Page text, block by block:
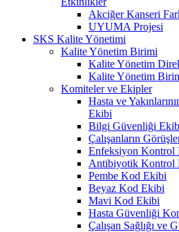
Akciğer Kanseri
UYUMA Projesi
SKS Kalite Yönetimi
Kalite Yönetim Birimi
Kalite Yönetim
Kalite Yönetim
Komiteler ve Ekipler
Hasta ve
Ekibi
Bilgi Güvenliği
Çalışanların
Enfeksiyon Kontrol
Antibiyotik Kontrol
Pembe Kod Ekibi
Beyaz Kod Ekibi
Mavi Kod Ekibi
Hasta Güvenliği
Çalışan Sağlığı ve